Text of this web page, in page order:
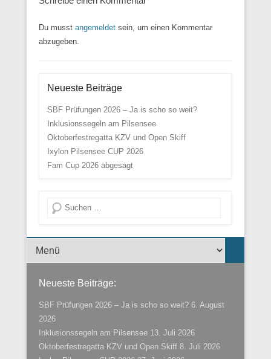
Du musst angemeldet sein, um einen Kommentar
abzugeben.
Neueste Beiträge
SBF Prüfungen 2026 – Ja is scho so weit?
Inklusionssegeln am Pilsensee
Oktoberfestregatta KZV und Open Skiff
Ixylon Pilsensee CUP 2026
Fam Cup 2026 abgesagt
Suche
Menü der Fußzeile
Neueste Beiträge:
SBF Prüfungen 2026 – Ja is scho so weit? 6. August
2026
Inklusionssegeln am Pilsensee 13. Juli 2026
Oktoberfestregatta KZV und Open Skiff 8. Juli 2026